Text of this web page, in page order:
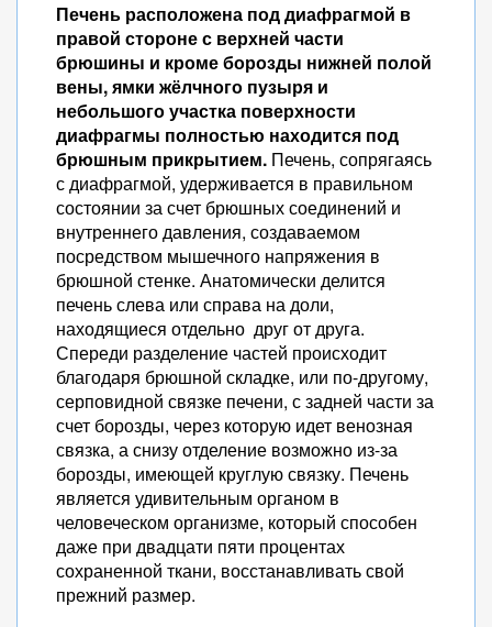
Печень расположена под диафрагмой в
правой стороне с верхней части
брюшины и кроме борозды нижней полой
вены, ямки жёлчного пузыря и
небольшого участка поверхности
диафрагмы полностью находится под
брюшным прикрытием. Печень, сопрягаясь
с диафрагмой, удерживается в правильном
состоянии за счет брюшных соединений и
внутреннего давления, создаваемом
посредством мышечного напряжения в
брюшной стенке. Анатомически делится
печень слева или справа на доли,
находящиеся отдельно друг от друга.
Спереди разделение частей происходит
благодаря брюшной складке, или по-другому,
серповидной связке печени, с задней части за
счет борозды, через которую идет венозная
связка, а снизу отделение возможно из-за
борозды, имеющей круглую связку. Печень
является удивительным органом в
человеческом организме, который способен
даже при двадцати пяти процентах
сохраненной ткани, восстанавливать свой
прежний размер.